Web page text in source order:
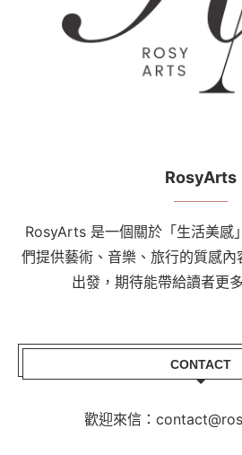
RosyArts
RosyArts 是一個關於「生活美感
們提供藝術、音樂、旅行的質感
出發，期待能帶給讀者更
CONTACT
歡迎來信：